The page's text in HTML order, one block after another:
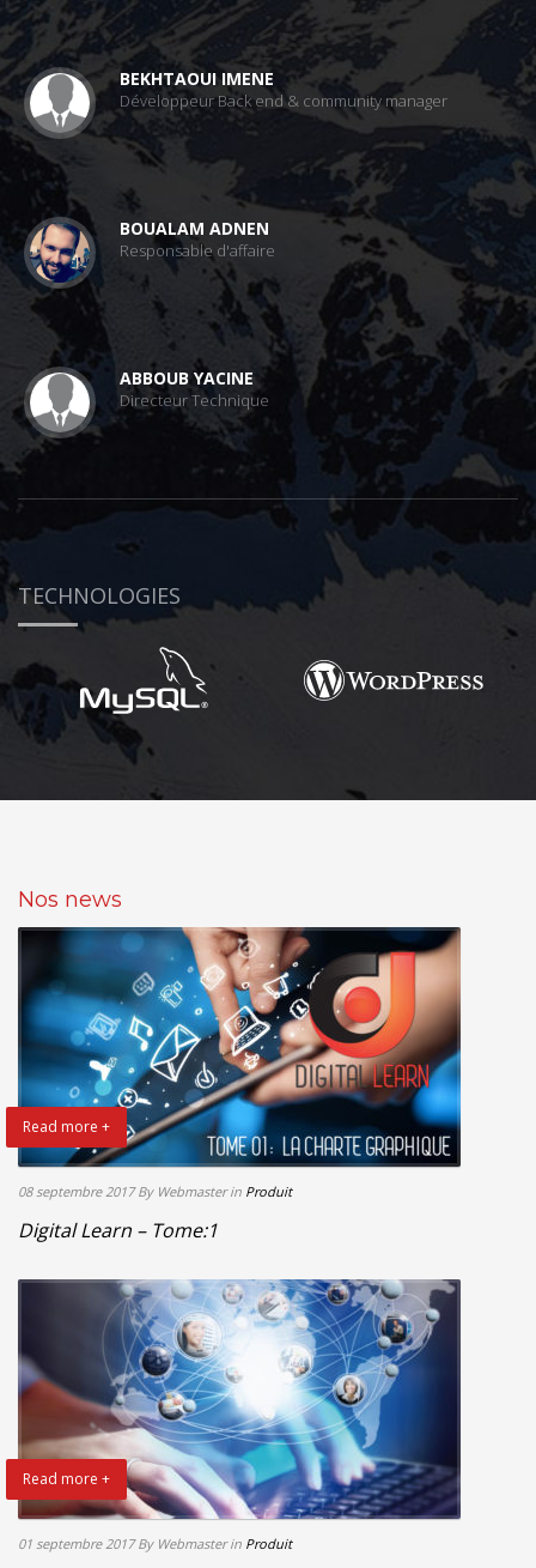
BEKHTAOUI IMENE
Développeur Back end & community manager
BOUALAM ADNEN
Responsable d'affaire
ABBOUB YACINE
Directeur Technique
TECHNOLOGIES
Nos news
Read more +
08 septembre 2017 By Webmaster in Produit
Digital Learn – Tome:1
Read more +
01 septembre 2017 By Webmaster in Produit